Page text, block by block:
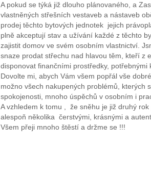
A pokud se týká již dlouho plánovaného, a
vlastněných střešních vestaveb a nástaveb
prodej těchto bytových jednotek jejich
plně akceptují stav a užívání každé z těchto
zajistit domov ve svém osobním vlastnictví.
snaze prodat střechu nad hlavou těm, kteří z
disponovat finančními prostředky, potřebnými
Dovolte mi, abych Vám všem popřál vše
možno všech nakupených problémů, kterých
spokojenosti, mnoho úspěchů v osobním i
A vzhledem k tomu , že sněhu je již druhý
alespoň několika čerstvými, krásnými a
Všem přeji mnoho štěstí a držme se !!!
MUDr
a MěR